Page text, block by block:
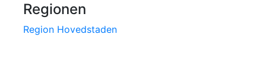
Regionen
Region Hovedstaden